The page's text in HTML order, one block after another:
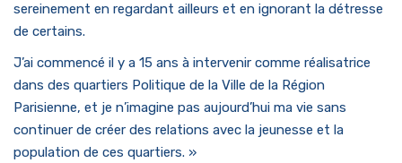
sereinement en regardant ailleurs et en ignorant la détresse
de certains.
J’ai commencé il y a 15 ans à intervenir comme réalisatrice
dans des quartiers Politique de la Ville de la Région
Parisienne, et je n’imagine pas aujourd’hui ma vie sans
continuer de créer des relations avec la jeunesse et la
population de ces quartiers. »